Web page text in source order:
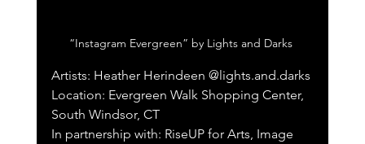
“Instagram Evergreen” by Lights and Darks
Artists: Heather Herindeen @lights.and.darks
Location: Evergreen Walk Shopping Center,
South Windsor, CT
In partnership with: RiseUP for Arts, Image